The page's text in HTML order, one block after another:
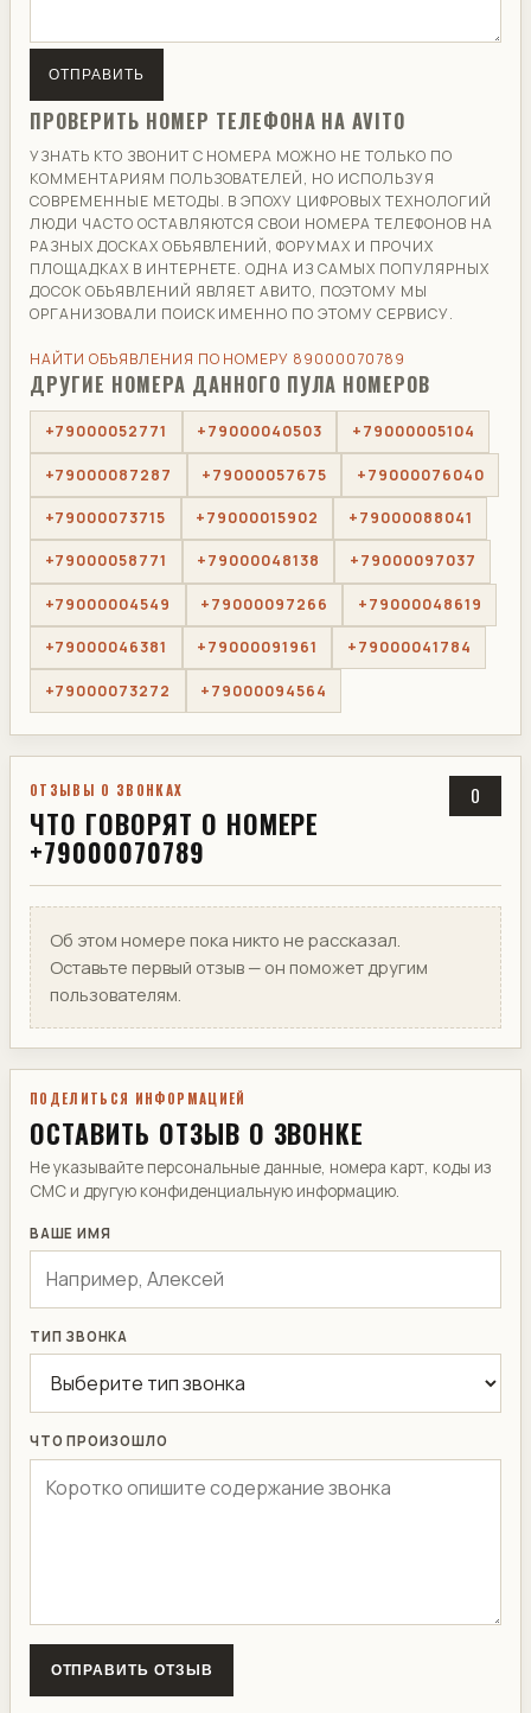
ОТПРАВИТЬ
ПРОВЕРИТЬ НОМЕР ТЕЛЕФОНА НА AVITO
УЗНАТЬ КТО ЗВОНИТ С НОМЕРА МОЖНО НЕ ТОЛЬКО ПО
КОММЕНТАРИЯМ ПОЛЬЗОВАТЕЛЕЙ, НО ИСПОЛЬЗУЯ
СОВРЕМЕННЫЕ МЕТОДЫ. В ЭПОХУ ЦИФРОВЫХ ТЕХНОЛОГИЙ
ЛЮДИ ЧАСТО ОСТАВЛЯЮТСЯ СВОИ НОМЕРА ТЕЛЕФОНОВ НА
РАЗНЫХ ДОСКАХ ОБЪЯВЛЕНИЙ, ФОРУМАХ И ПРОЧИХ
ПЛОЩАДКАХ В ИНТЕРНЕТЕ. ОДНА ИЗ САМЫХ ПОПУЛЯРНЫХ
ДОСОК ОБЪЯВЛЕНИЙ ЯВЛЯЕТ АВИТО, ПОЭТОМУ МЫ
ОРГАНИЗОВАЛИ ПОИСК ИМЕННО ПО ЭТОМУ СЕРВИСУ.
НАЙТИ ОБЪЯВЛЕНИЯ ПО НОМЕРУ 89000070789
ДРУГИЕ НОМЕРА ДАННОГО ПУЛА НОМЕРОВ
+79000052771 +79000040503 +79000005104
+79000087287 +79000057675 +79000076040
+79000073715 +79000015902 +79000088041
+79000058771 +79000048138 +79000097037
+79000004549 +79000097266 +79000048619
+79000046381 +79000091961 +79000041784
+79000073272 +79000094564
ОТЗЫВЫ О ЗВОНКАХ
ЧТО ГОВОРЯТ О НОМЕРЕ
+79000070789
0
Об этом номере пока никто не рассказал.
Оставьте первый отзыв — он поможет другим
пользователям.
ПОДЕЛИТЬСЯ ИНФОРМАЦИЕЙ
ОСТАВИТЬ ОТЗЫВ О ЗВОНКЕ
Не указывайте персональные данные, номера карт, коды из
СМС и другую конфиденциальную информацию.
ВАШЕ ИМЯ
ТИП ЗВОНКА
ЧТО ПРОИЗОШЛО
ОТПРАВИТЬ ОТЗЫВ